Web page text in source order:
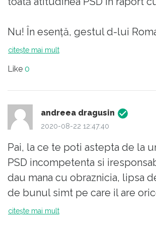
Nu! În esenţă, gestul d-lui
toată atitudinea
pună (eventual să repete)
incomode, politrucul român
instantaneu în esenţa gestului
Aşteptaţi cumva reacţii pe
cetăţeanului votant? Păi ce
cetăţeanul român mânuitor de
senatorul-sex-anal s-a produs
splendoarea la scenă deschisă?
citește mai mult
Like 0
andreea dragusin
2020-08-22 12:47:40
Pai, la ce te poti astepta de la
PSD incompetenta si
dau mana cu obraznicia, lipsa
de bunul simt pe care il are
7 ani de acasa (astia si-au
citește mai mult